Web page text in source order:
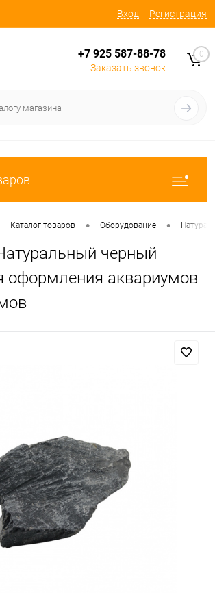
Вход Регистрация
+7 925 587-88-78
Заказать звонок
0
Каталог товаров • Оборудование •
черный
оформления аквариумов